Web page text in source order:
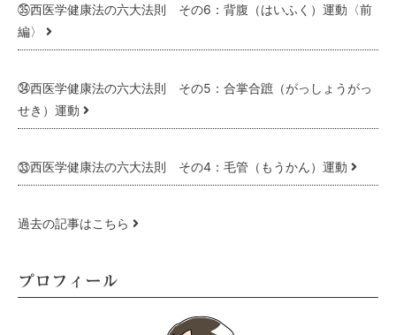
㉟西医学健康法の六大法則 その6：背腹（はいふく）運動〈前
編〉
㉞西医学健康法の六大法則 その5：合掌合蹠（がっしょうがっ
せき）運動
㉝西医学健康法の六大法則 その4：毛管（もうかん）運動
過去の記事はこちら
プロフィール